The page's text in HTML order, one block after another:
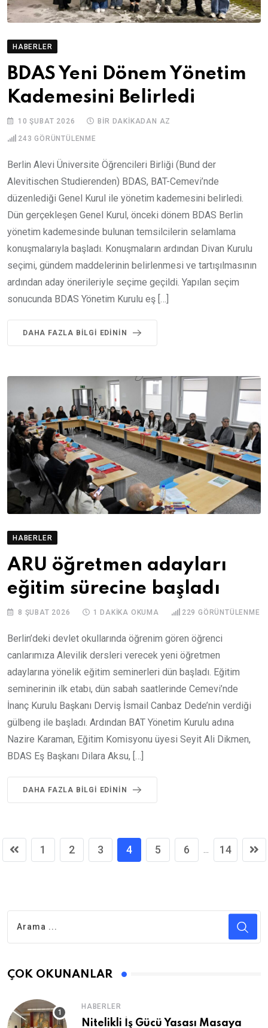
HABERLER
BDAS Yeni Dönem Yönetim
Kademesini Belirledi
10 ŞUBAT 2026 BIR DAKIKADAN AZ
243 GÖRÜNTÜLENME
Berlin Alevi Üniversite Öğrencileri Birliği (Bund der
Alevitischen Studierenden) BDAS, BAT-Cemevi’nde
düzenlediği Genel Kurul ile yönetim kademesini belirledi.
Dün gerçekleşen Genel Kurul, önceki dönem BDAS Berlin
yönetim kademesinde bulunan temsilcilerin selamlama
konuşmalarıyla başladı. Konuşmaların ardından Divan Kurulu
seçimi, gündem maddelerinin belirlenmesi ve tartışılmasının
ardından aday önerileriyle seçime geçildi. Yapılan seçim
sonucunda BDAS Yönetim Kurulu eş […]
DAHA FAZLA BILGI EDININ
HABERLER
ARU öğretmen adayları
eğitim sürecine başladı
8 ŞUBAT 2026 1 DAKIKA OKUMA 229 GÖRÜNTÜLENME
Berlin’deki devlet okullarında öğrenim gören öğrenci
canlarımıza Alevilik dersleri verecek yeni öğretmen
adaylarına yönelik eğitim seminerleri dün başladı. Eğitim
seminerinin ilk etabı, dün sabah saatlerinde Cemevi’nde
İnanç Kurulu Başkanı Derviş İsmail Canbaz Dede’nin verdiği
gülbeng ile başladı. Ardından BAT Yönetim Kurulu adına
Nazire Karaman, Eğitim Komisyonu üyesi Seyit Ali Dikmen,
BDAS Eş Başkanı Dilara Aksu, […]
DAHA FAZLA BILGI EDININ
1 2 3 4 5 6 ... 14
ÇOK OKUNANLAR
HABERLER
Nitelikli İş Gücü Yasası Masaya